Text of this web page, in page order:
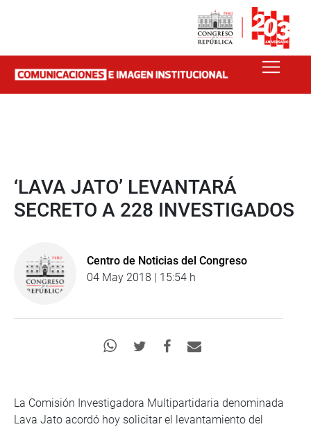
‘LAVA JATO’ LEVANTARÁ
SECRETO A 228 INVESTIGADOS
Centro de Noticias del Congreso
04 May 2018 | 15:54 h
La Comisión Investigadora Multipartidaria denominada
Lava Jato acordó hoy solicitar el levantamiento del